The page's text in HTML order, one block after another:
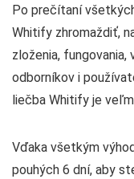
Po prečítaní
Whitify zhromaždiť,
zloženia,
odborníkov i
liečba Whitify je
Vďaka všetkým
pouhých 6 dní, aby